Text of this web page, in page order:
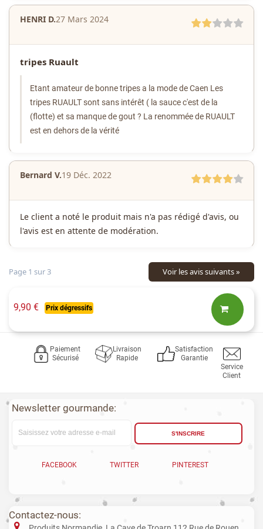
HENRI D.27 Mars 2024
tripes Ruault
Etant amateur de bonne tripes a la mode de Caen Les
tripes RUAULT sont sans intérêt ( la sauce c'est de la
(flotte) et sa manque de gout ? La renommée de RUAULT
est en dehors de la vérité
Bernard V.19 Déc. 2022
Le client a noté le produit mais n'a pas rédigé d'avis, ou
l'avis est en attente de modération.
Page 1 sur 3 Voir les avis suivants »
9,90 € Prix dégressifs
Paiement
Sécurisé
Livraison
Rapide
Satisfaction
Garantie
Service
Client
Newsletter gourmande:
S'INSCRIRE
FACEBOOK TWITTER PINTEREST
Contactez-nous: